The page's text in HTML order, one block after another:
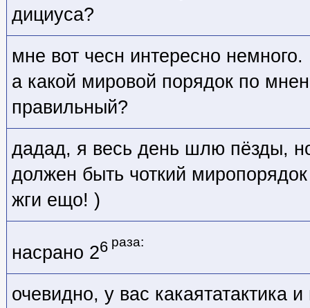
дициуса?
мне вот чесн интересно немного.
а какой мировой порядок по
правильный?
дадад, я весь день шлю пёзды,
должен быть чоткий миропорядок
жги ещо! )
насрано 26 раза:
очевидно, у вас какаятатактика